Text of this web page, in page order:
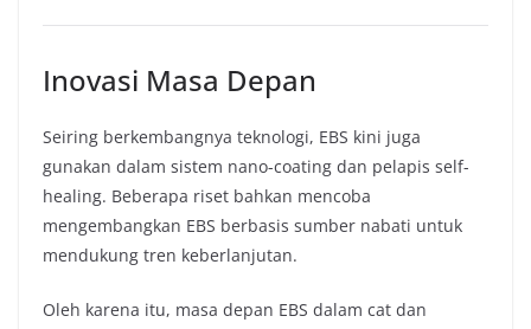
Inovasi Masa Depan
Seiring berkembangnya teknologi, EBS kini juga
gunakan dalam sistem nano-coating dan pelapis self-
healing. Beberapa riset bahkan mencoba
mengembangkan EBS berbasis sumber nabati untuk
mendukung tren keberlanjutan.
Oleh karena itu, masa depan EBS dalam cat dan